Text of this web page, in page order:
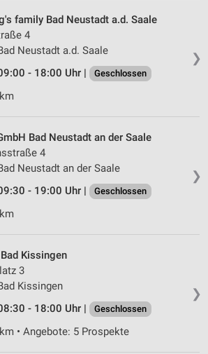
❯
family Bad Neustadt a.d. Saale
4
Neustadt a.d. Saale
- 18:00 Uhr |
Geschlossen
❯
Bad Neustadt an der Saale
4
Neustadt an der Saale
- 19:00 Uhr |
Geschlossen
❯
Kissingen
3
Kissingen
- 18:00 Uhr |
Geschlossen
• Angebote: 5 Prospekte